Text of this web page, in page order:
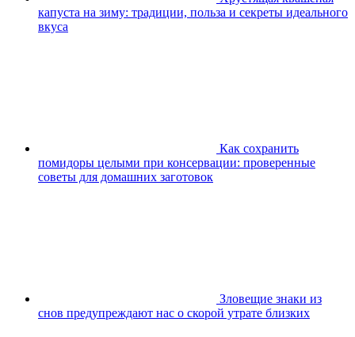
капуста на зиму: традиции, польза и секреты идеального
вкуса
Как сохранить
помидоры целыми при консервации: проверенные
советы для домашних заготовок
Зловещие знаки из
снов предупреждают нас о скорой утрате близких